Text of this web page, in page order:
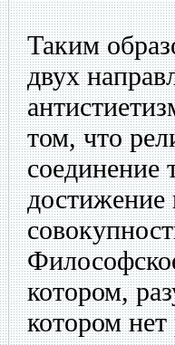
Таким
двух
том, что
соединение
достижение
котором,
котором нет